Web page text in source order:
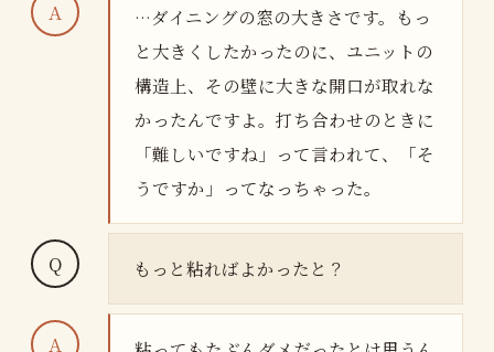
…ダイニングの窓の大きさです。もっ
と大きくしたかったのに、ユニットの
構造上、その壁に大きな開口が取れな
かったんですよ。打ち合わせのときに
「難しいですね」って言われて、「そ
うですか」ってなっちゃった。
もっと粘ればよかったと？